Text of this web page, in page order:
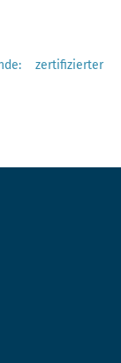
zertifizierter